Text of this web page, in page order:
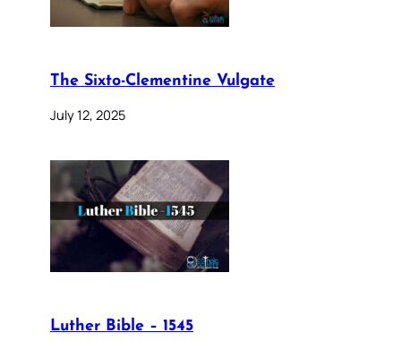
The Sixto-Clementine Vulgate
July 12, 2025
Luther Bible – 1545